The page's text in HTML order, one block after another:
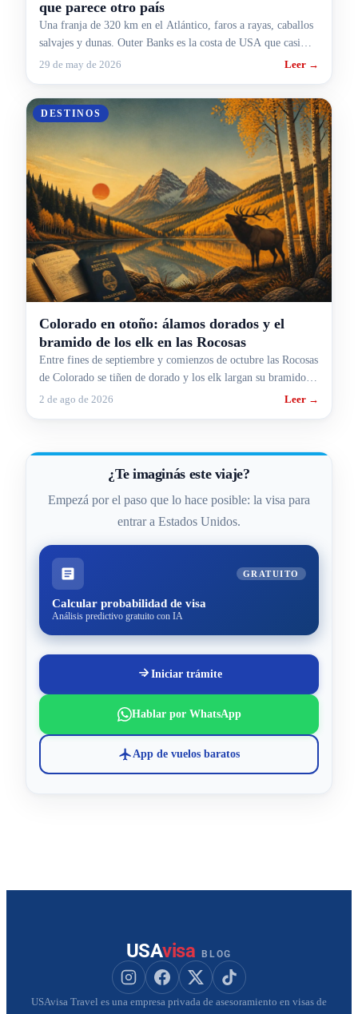
que parece otro país
Una franja de 320 km en el Atlántico, faros a rayas, caballos
salvajes y dunas. Outer Banks es la costa de USA que casi
ningún argentino pisa, y la entra tu B1/B2.
29 de may de 2026 Leer →
DESTINOS
Colorado en otoño: álamos dorados y el
bramido de los elk en las Rocosas
Entre fines de septiembre y comienzos de octubre las Rocosas
de Colorado se tiñen de dorado y los elk largan su bramido.
Cuándo ir, dónde y cómo armarlo.
2 de ago de 2026 Leer →
¿Te imaginás este viaje?
Empezá por el paso que lo hace posible: la visa para
entrar a Estados Unidos.
Calcular probabilidad de visa
Análisis predictivo gratuito con IA
GRATUITO
Iniciar trámite
Hablar por WhatsApp
App de vuelos baratos
USAvisa BLOG
Seguir a USAvisa en Instagram
Seguir a USAvisa en Facebook
Seguir a USAvisa en X
Seguir a USAvisa en
USAvisa Travel es una empresa privada de asesoramiento en visas de